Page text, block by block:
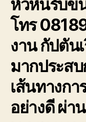
หัวหินรับข
โทร
งาน กัปตัน
มากประส
เส้นทางกา
อย่างดี ผ่า